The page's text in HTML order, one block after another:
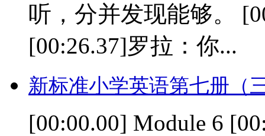
听，分并发现能够。
[00:26.37]罗拉：你...
新标准小学英语第七册（
[00:00.00] Module 6